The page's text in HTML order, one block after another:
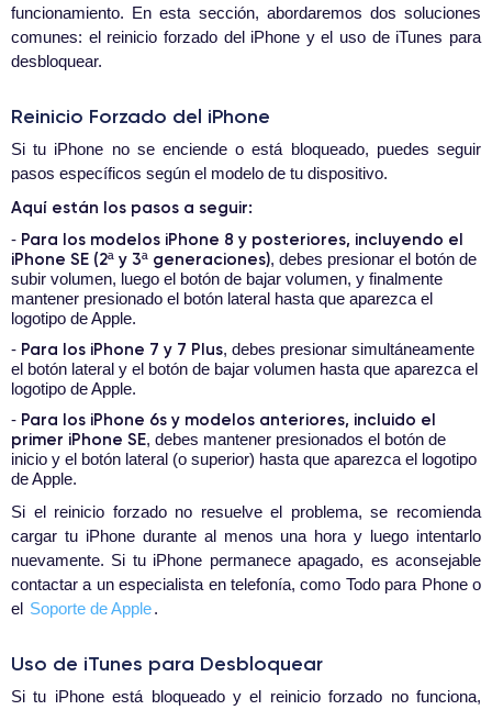
funcionamiento. En esta sección, abordaremos dos soluciones
comunes: el reinicio forzado del iPhone y el uso de iTunes para
desbloquear.
Reinicio Forzado del iPhone
Si tu iPhone no se enciende o está bloqueado, puedes seguir
pasos específicos según el modelo de tu dispositivo.
Aquí están los pasos a seguir:
- Para los modelos iPhone 8 y posteriores, incluyendo el
iPhone SE (2ª y 3ª generaciones), debes presionar el botón de
subir volumen, luego el botón de bajar volumen, y finalmente
mantener presionado el botón lateral hasta que aparezca el
logotipo de Apple.
- Para los iPhone 7 y 7 Plus, debes presionar simultáneamente
el botón lateral y el botón de bajar volumen hasta que aparezca el
logotipo de Apple.
- Para los iPhone 6s y modelos anteriores, incluido el
primer iPhone SE, debes mantener presionados el botón de
inicio y el botón lateral (o superior) hasta que aparezca el logotipo
de Apple.
Si el reinicio forzado no resuelve el problema, se recomienda
cargar tu iPhone durante al menos una hora y luego intentarlo
nuevamente. Si tu iPhone permanece apagado, es aconsejable
contactar a un especialista en telefonía, como Todo para Phone o
el Soporte de Apple.
Uso de iTunes para Desbloquear
Si tu iPhone está bloqueado y el reinicio forzado no funciona,